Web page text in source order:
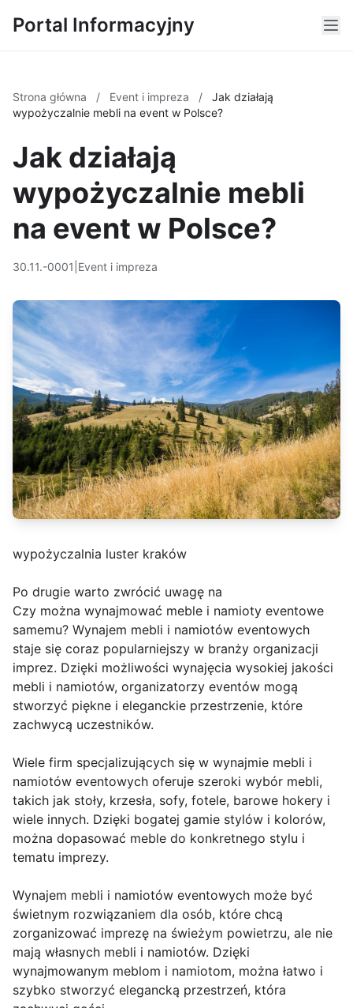
Portal Informacyjny
Strona główna / Event i impreza /
Jak działają
wypożyczalnie mebli na event w Polsce?
Jak działają
wypożyczalnie mebli
na event w Polsce?
30.11.-0001 Event i impreza
wypożyczalnia luster kraków
Po drugie warto zwrócić uwagę na
Czy można wynajmować meble i namioty eventowe
samemu? Wynajem mebli i namiotów eventowych
staje się coraz popularniejszy w branży organizacji
imprez. Dzięki możliwości wynajęcia wysokiej jakości
mebli i namiotów, organizatorzy eventów mogą
stworzyć piękne i eleganckie przestrzenie, które
zachwycą uczestników.
Wiele firm specjalizujących się w wynajmie mebli i
namiotów eventowych oferuje szeroki wybór mebli,
takich jak stoły, krzesła, sofy, fotele, barowe hokery i
wiele innych. Dzięki bogatej gamie stylów i kolorów,
można dopasować meble do konkretnego stylu i
tematu imprezy.
Wynajem mebli i namiotów eventowych może być
świetnym rozwiązaniem dla osób, które chcą
zorganizować imprezę na świeżym powietrzu, ale nie
mają własnych mebli i namiotów. Dzięki
wynajmowanym meblom i namiotom, można łatwo i
szybko stworzyć elegancką przestrzeń, która